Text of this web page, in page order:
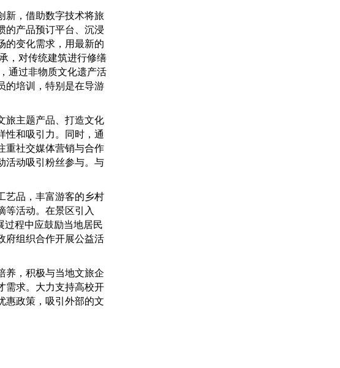
，借助数字技术将旅
的产品预订平台、沉浸
的变化需求，用最新的
，对传统建筑进行修缮
通过非物质文化遗产活
的培训，特别是在导游
主题产品、打造文化
性和吸引力。同时，通
重社交媒体营销与合作
活动吸引粉丝参与。与
品，丰富游客的乡村
等活动。在景区引入
过程中应鼓励当地居民
府组织合作开展公益活
，积极与当地文旅企
需求。大力支持高校开
惠政策，吸引外部的文